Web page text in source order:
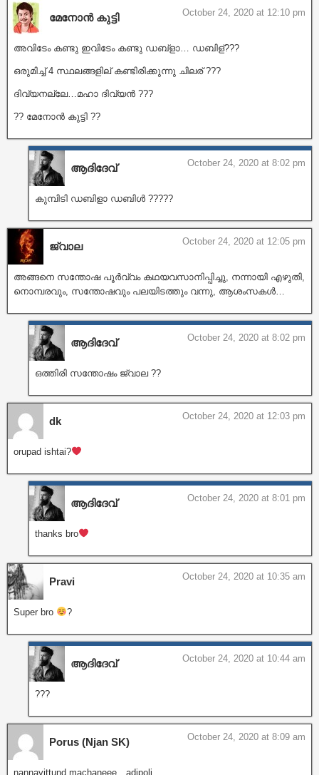
മേനോൻ കുട്ടി October 24, 2020 at 12:10 pm
അവിടേം കണ്ടു ഇവിടേം കണ്ടു ഡബ്ളാ… ഡബിള്???
ഒരുമിച്ച് 4 സ്ഥലങ്ങളില് കണ്ടിരിക്കുന്നു ചിലര് ???
ദിവ്യനല്ലേ…മഹാ ദിവ്യൻ ???
?? മേനോൻ കുട്ടി ??
ആദിദേവ് October 24, 2020 at 8:02 pm
കുമ്പിടി ഡബിളാ ഡബിൾ ?????
ജ്വാല October 24, 2020 at 12:05 pm
അങ്ങനെ സന്തോഷ പൂർവ്വം കഥയവസാനിപ്പിച്ചു, നന്നായി എഴുതി,
നൊമ്പരവും, സന്തോഷവും പലയിടത്തും വന്നു, ആശംസകൾ…
ആദിദേവ് October 24, 2020 at 8:02 pm
ഒത്തിരി സന്തോഷം ജ്വാല ??
dk October 24, 2020 at 12:03 pm
orupad ishtai?
ആദിദേവ് October 24, 2020 at 8:01 pm
thanks bro
Pravi October 24, 2020 at 10:35 am
Super bro ?
ആദിദേവ് October 24, 2020 at 10:44 am
???
Porus (Njan SK) October 24, 2020 at 8:09 am
nannayittund machaneee…adipoli